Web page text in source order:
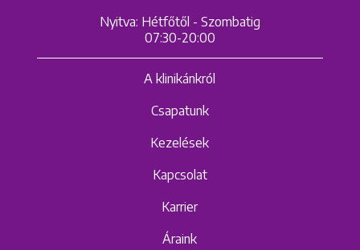
+36 1 222 7250
+36 1 222 9150
1148 Budapest, Örs vezér tere 2.
Keresés
Nyitva: Hétfőtől - Szombatig
07:30-20:00
A klinikánkról
Csapatunk
Kezelések
Kapcsolat
Karrier
Áraink